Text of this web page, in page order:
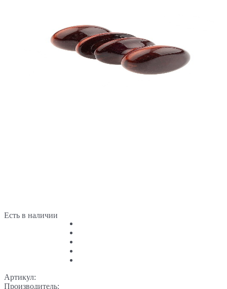
Есть в наличии
Артикул:
Производитель: